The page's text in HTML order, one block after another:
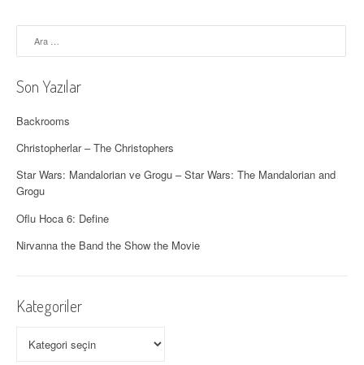
Son Yazılar
Backrooms
Christopherlar – The Christophers
Star Wars: Mandalorian ve Grogu – Star Wars: The Mandalorian and
Grogu
Oflu Hoca 6: Define
Nirvanna the Band the Show the Movie
Kategoriler